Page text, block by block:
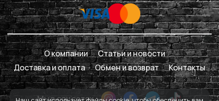
Мы в соцсетях
О компании
Статьи и новости
Доставка и оплата
Обмен и возврат Контакты